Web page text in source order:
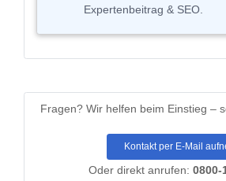
Expertenbeitrag & SEO.
Fragen? Wir helfen beim Einstieg –
Kontakt per E-Mail
Oder direkt anrufen: 0800-